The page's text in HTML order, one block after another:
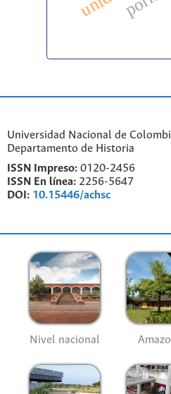
Universidad Nacional de
Departamento de Historia
ISSN Impreso: 0120-2456
ISSN En línea: 2256-5647
DOI: 10.15446/achsc
Nivel nacional